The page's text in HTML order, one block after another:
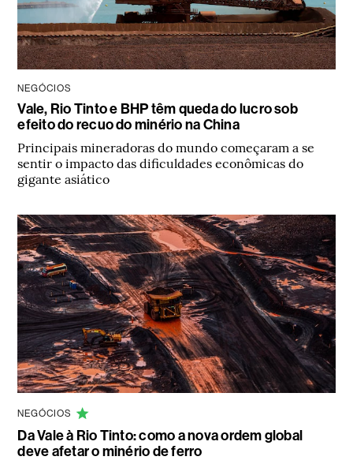
NEGÓCIOS
Vale, Rio Tinto e BHP têm queda do lucro sob
efeito do recuo do minério na China
Principais mineradoras do mundo começaram a se
sentir o impacto das dificuldades econômicas do
gigante asiático
NEGÓCIOS
Da Vale à Rio Tinto: como a nova ordem global
deve afetar o minério de ferro